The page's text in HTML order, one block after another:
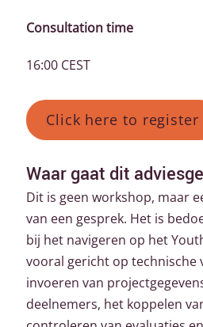
Consultation time
16:00 CEST
Click here to register
Waar gaat dit
Dit is geen workshop, maar
van een gesprek. Het is
bij het navigeren op het
vooral gericht op technische
invoeren van
deelnemers, het koppelen